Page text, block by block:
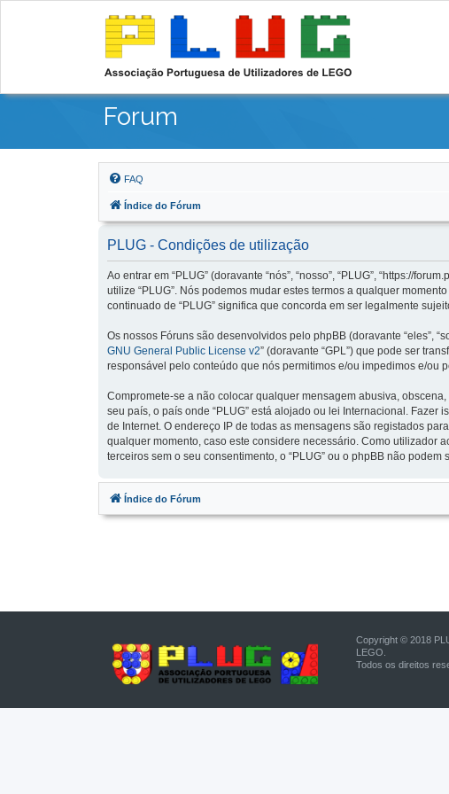
Forum
FAQ
Índice do Fórum
PLUG - Condições de utilização
Ao entrar em “PLUG” (doravante “nós”, “nosso”, “PLUG”, “https://
utilize “PLUG”. Nós podemos mudar estes termos a qualquer
continuado de “PLUG” significa que concorda em ser legalmente
Os nossos Fóruns são desenvolvidos pelo phpBB (doravante “eles”,
GNU General Public License v2” (doravante “GPL”) que pode ser
responsável pelo conteúdo que nós permitimos e/ou impedimos e/ou
Compromete-se a não colocar qualquer mensagem abusiva,
seu país, o país onde “PLUG” está alojado ou lei Internacional.
de Internet. O endereço IP de todas as mensagens são registados
qualquer momento, caso este considere necessário. Como utilizador
terceiros sem o seu consentimento, o “PLUG” ou o phpBB não
Índice do Fórum
Copyright © 2018
LEGO.
Todos os direitos